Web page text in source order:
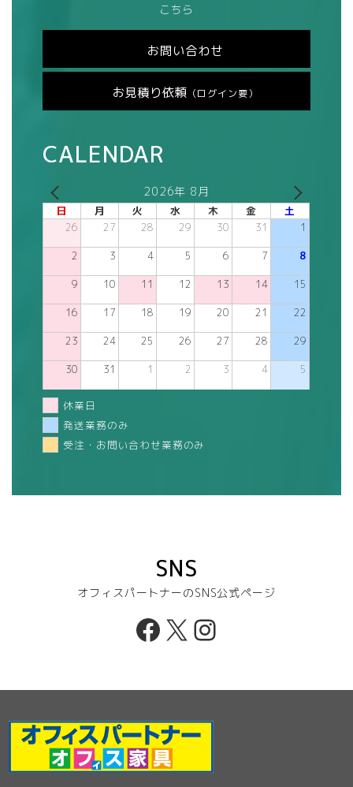
こちら
お問い合わせ
お見積り依頼 （ログイン要）
CALENDAR
2026年 8月
日 月 火 水 木 金 土
26 27 28 29 30 31 1
2 3 4 5 6 7 8
9 10 11 12 13 14 15
16 17 18 19 20 21 22
23 24 25 26 27 28 29
30 31 1 2 3 4 5
休業日
発送業務のみ
受注・お問い合わせ業務のみ
SNS
オフィスパートナーのSNS公式ページ
Facebook
X Instagram